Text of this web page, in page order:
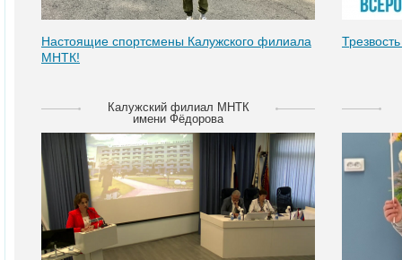
Настоящие спортсмены Калужского филиала
МНТК!
Калужский филиал МНТК
имени Фёдорова